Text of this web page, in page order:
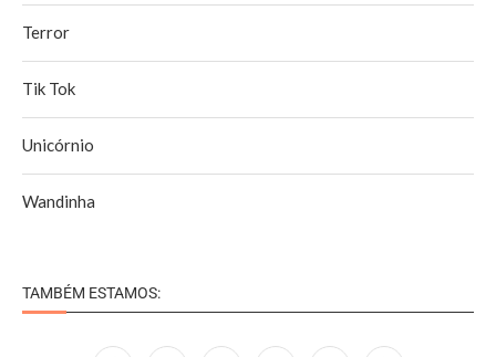
Terror
Tik Tok
Unicórnio
Wandinha
TAMBÉM ESTAMOS: